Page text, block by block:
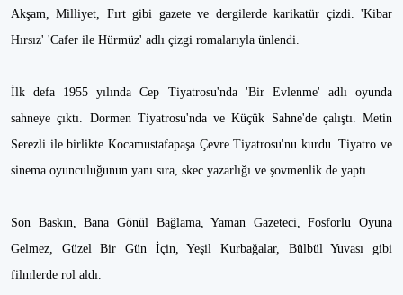
Akşam, Milliyet, Fırt gibi gazete ve dergilerde karikatür çizdi. 'Kibar
Hırsız' 'Cafer ile Hürmüz' adlı çizgi romalarıyla ünlendi.
İlk defa 1955 yılında Cep Tiyatrosu'nda 'Bir Evlenme' adlı oyunda
sahneye çıktı. Dormen Tiyatrosu'nda ve Küçük Sahne'de çalıştı. Metin
Serezli ile birlikte Kocamustafapaşa Çevre Tiyatrosu'nu kurdu. Tiyatro ve
sinema oyunculuğunun yanı sıra, skec yazarlığı ve şovmenlik de yaptı.
Son Baskın, Bana Gönül Bağlama, Yaman Gazeteci, Fosforlu Oyuna
Gelmez, Güzel Bir Gün İçin, Yeşil Kurbağalar, Bülbül Yuvası gibi
filmlerde rol aldı.